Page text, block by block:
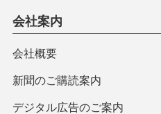
会社案内
会社概要
新聞のご購読案内
デジタル広告のご案内